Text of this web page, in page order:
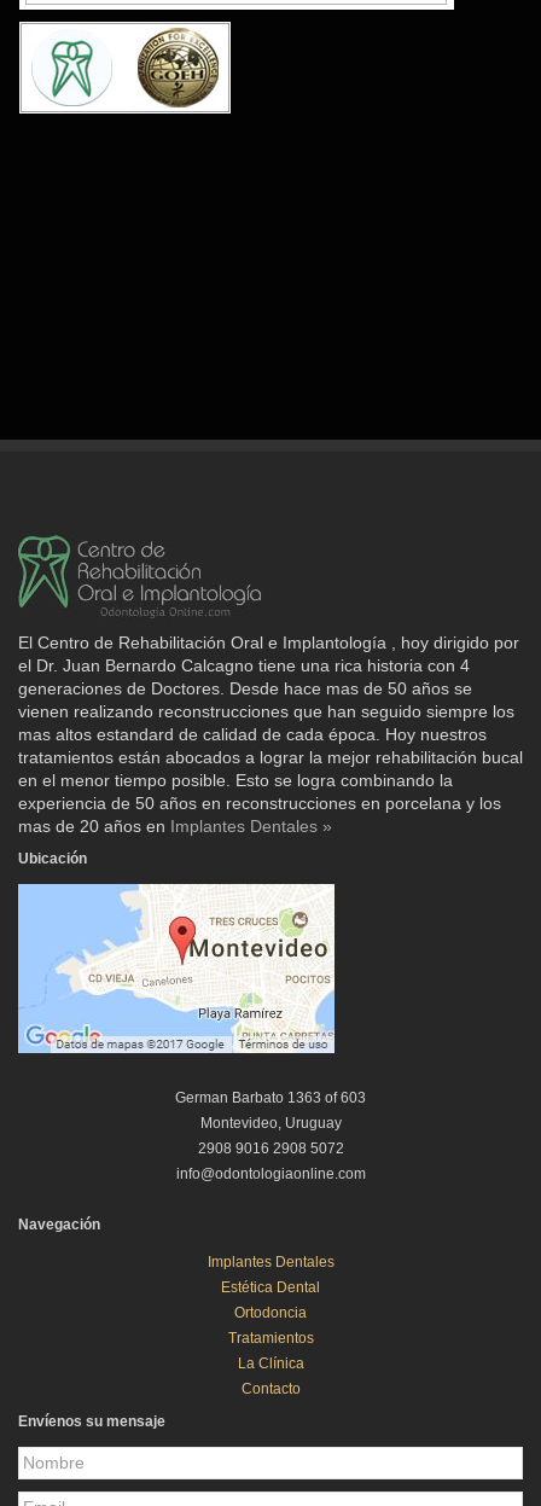
El Centro de Rehabilitación Oral e Implantología , hoy dirigido por
el Dr. Juan Bernardo Calcagno tiene una rica historia con 4
generaciones de Doctores. Desde hace mas de 50 años se
vienen realizando reconstrucciones que han seguido siempre los
mas altos estandard de calidad de cada época. Hoy nuestros
tratamientos están abocados a lograr la mejor rehabilitación bucal
en el menor tiempo posible. Esto se logra combinando la
experiencia de 50 años en reconstrucciones en porcelana y los
mas de 20 años en Implantes Dentales »
Ubicación
German Barbato 1363 of 603
Montevideo, Uruguay
2908 9016 2908 5072
info@odontologiaonline.com
Navegación
Implantes Dentales
Estética Dental
Ortodoncia
Tratamientos
La Clínica
Contacto
Envíenos su mensaje